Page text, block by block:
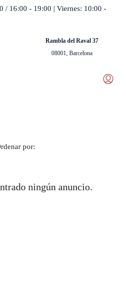
/ 16:00 - 19:00 | Viernes: 10:00 -
Rambla del Raval 37
08001, Barcelona
por:
ningún anuncio.